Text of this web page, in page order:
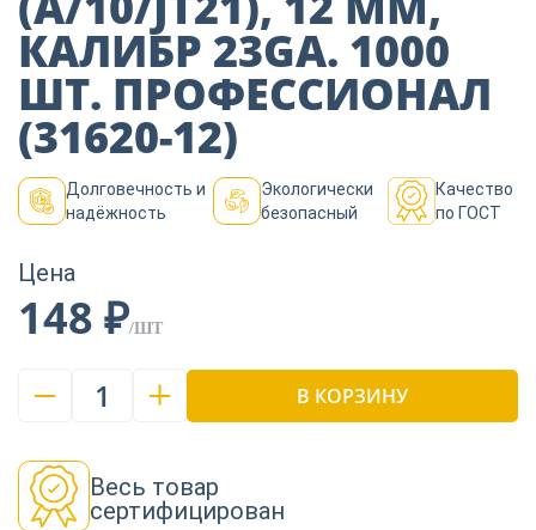
Пиломатериалы
Декор
Изоляция
Продукция из
дерева
Строительство
КАЛИБР 23GA. 1000
ШТ. ПРОФЕССИОНАЛ
(31620-12)
Долговечность и
надёжность
Экологически
безопасный
Качество
по ГОСТ
Цена
148 ₽/ШТ
1 В КОРЗИНУ
Весь товар
сертифицирован